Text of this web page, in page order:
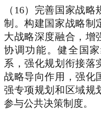
（16）完善国家战
制。构建国家战略制
大战略深度融合，增
协调功能。健全国
系，强化规划衔接落
战略导向作用，强化
强专项规划和区域规
参与公共决策制度。